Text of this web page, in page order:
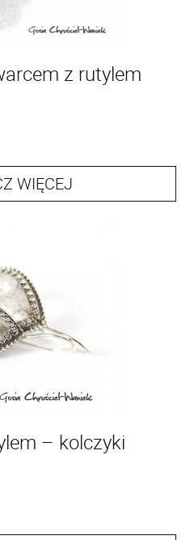
z rutylem
WIĘCEJ
– kolczyki